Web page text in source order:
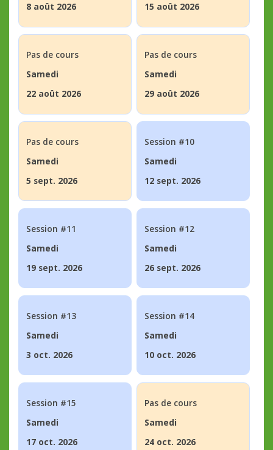
8 août 2026
15 août 2026
Pas de cours
Samedi
22 août 2026
Pas de cours
Samedi
29 août 2026
Pas de cours
Samedi
5 sept. 2026
Session #10
Samedi
12 sept. 2026
Session #11
Samedi
19 sept. 2026
Session #12
Samedi
26 sept. 2026
Session #13
Samedi
3 oct. 2026
Session #14
Samedi
10 oct. 2026
Session #15
Samedi
17 oct. 2026
Pas de cours
Samedi
24 oct. 2026